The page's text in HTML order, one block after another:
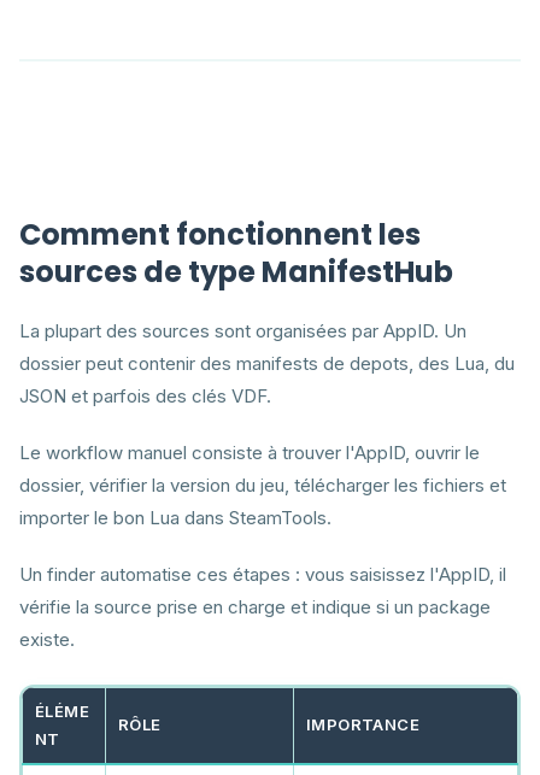
Comment fonctionnent les
sources de type ManifestHub
La plupart des sources sont organisées par AppID. Un
dossier peut contenir des manifests de depots, des Lua, du
JSON et parfois des clés VDF.
Le workflow manuel consiste à trouver l'AppID, ouvrir le
dossier, vérifier la version du jeu, télécharger les fichiers et
importer le bon Lua dans SteamTools.
Un finder automatise ces étapes : vous saisissez l'AppID, il
vérifie la source prise en charge et indique si un package
existe.
ÉLÉME
NT
RÔLE IMPORTANCE